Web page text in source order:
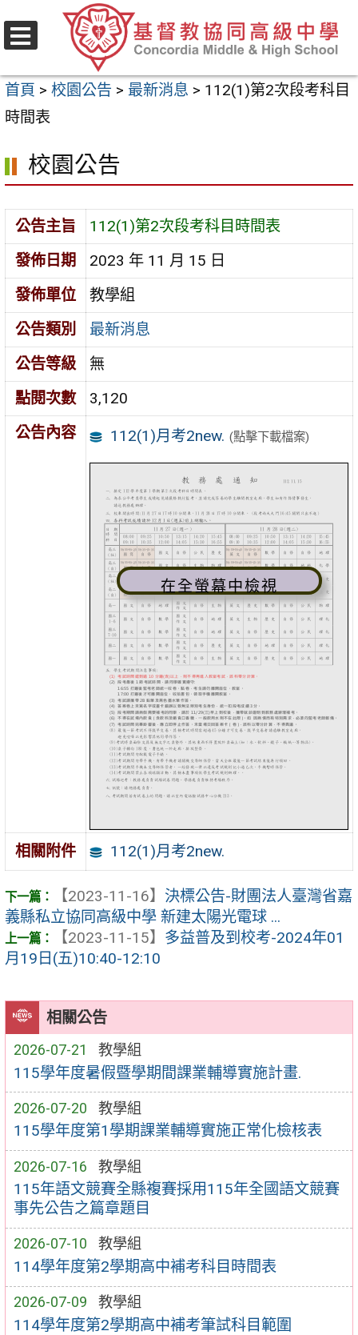
至
要
內
區
首頁 > 校園公告 > 最新消息 > 112(1)第2次段考科目
時間表
相關公告
2026-07-21 教學組
115學年度暑假暨學期間課業輔導實施計畫.
2026-07-20 教學組
115學年度第1學期課業輔導實施正常化檢核表
2026-07-16 教學組
115年語文競賽全縣複賽採用115年全國語文競賽
事先公告之篇章題目
2026-07-10 教學組
114學年度第2學期高中補考科目時間表
2026-07-09 教學組
114學年度第2學期高中補考筆試科目範圍
校園公告
公告主旨
112(1)第2次段考科目時間表
發佈日期
2023 年 11 月 15 日
發佈單位
教學組
公告類別
最新消息
公告等級
無
點閱次數
3,120
公告內容
112(1)月考2new. (點擊下載檔案)
在全螢幕中檢視
相關附件 112(1)月考2new.
【2023-11-16】 決標公告-財團法人臺灣省嘉
義縣私立協同高級中學 新建太陽光電球 ...
【2023-11-15】 多益普及到校考-2024年01
月19日(五)10:40-12:10
選
單